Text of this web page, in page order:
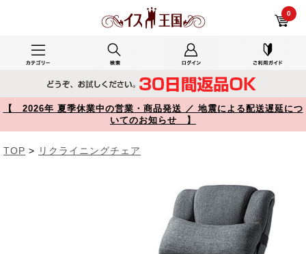
0
【 2026年 夏季休業中の営業・商品発送 ／ 地震による配送遅延につ
いてのお知らせ 】
TOP > リクライニングチェア